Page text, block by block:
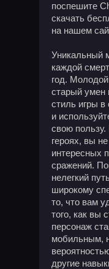
поспешите
скачать
на нашем
Уникальный
каждой
год.
старый умен
стиль игры в
и
свою
героях, вы
интересных
сражений.
нелегкий
широкому
то, что вам
того, как вы
персонаж
мобильным,
другие